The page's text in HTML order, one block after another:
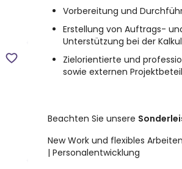
Vorbereitung und
Erstellung von Auftrags-
Unterstützung bei der
Zielorientierte und
sowie externen
Beachten Sie unsere
New Work und flexibles
| Personalentwicklung